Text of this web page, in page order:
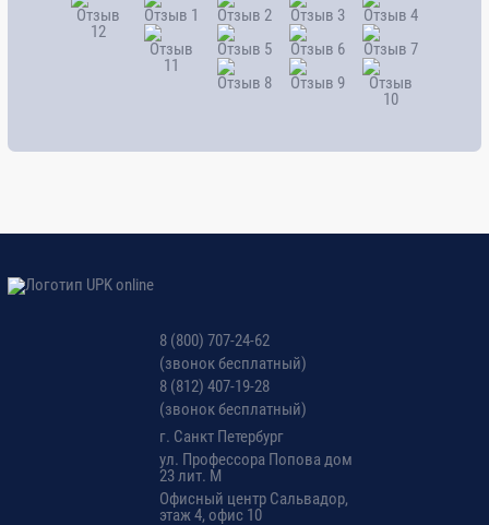
8 (800) 707-24-62
(звонок бесплатный)
8 (812) 407-19-28
(звонок бесплатный)
г. Санкт Петербург
ул. Профессора Попова дом
23 лит. М
Офисный центр Сальвадор,
этаж 4, офис 10